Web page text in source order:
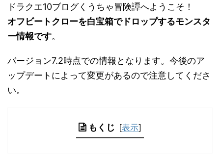
ドラクエ10ブログくうちゃ冒険譚へようこそ！
オフビートクローを白宝箱でドロップするモンスタ
ー情報です。
バージョン7.2時点での情報となります。今後のア
ップデートによって変更があるので注意してくださ
い。
もくじ [表示]